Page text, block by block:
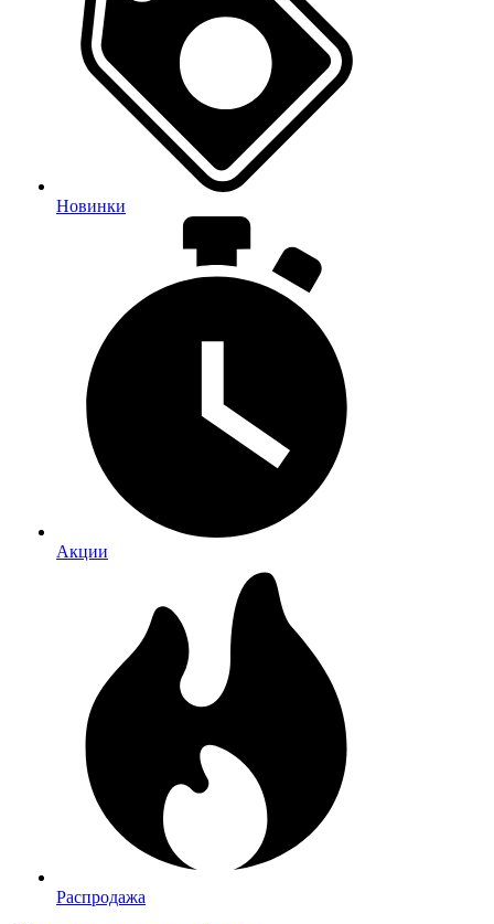
Новинки
Акции
Распродажа